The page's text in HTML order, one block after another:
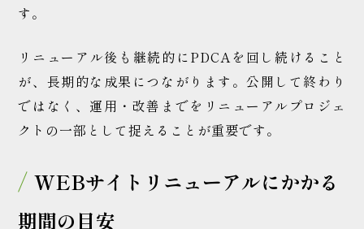
す。
リニューアル後も継続的にPDCAを回し続けること
が、長期的な成果につながります。公開して終わり
ではなく、運用・改善までをリニューアルプロジェ
クトの一部として捉えることが重要です。
WEBサイトリニューアルにかかる
期間の目安